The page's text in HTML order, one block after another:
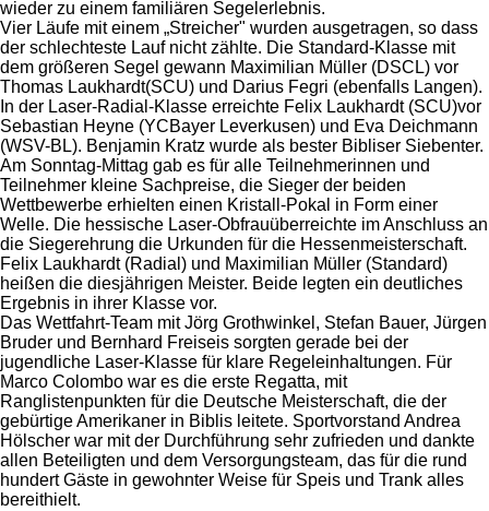
wieder zu einem familiären Segelerlebnis.
Vier Läufe mit einem „Streicher" wurden ausgetragen, so dass
der schlechteste Lauf nicht zählte. Die Standard-Klasse mit
dem größeren Segel gewann Maximilian Müller (DSCL) vor
Thomas Laukhardt(SCU) und Darius Fegri (ebenfalls Langen).
In der Laser-Radial-Klasse erreichte Felix Laukhardt (SCU)vor
Sebastian Heyne (YCBayer Leverkusen) und Eva Deichmann
(WSV-BL). Benjamin Kratz wurde als bester Bibliser Siebenter.
Am Sonntag-Mittag gab es für alle Teilnehmerinnen und
Teilnehmer kleine Sachpreise, die Sieger der beiden
Wettbewerbe erhielten einen Kristall-Pokal in Form einer
Welle. Die hessische Laser-Obfrauüberreichte im Anschluss an
die Siegerehrung die Urkunden für die Hessenmeisterschaft.
Felix Laukhardt (Radial) und Maximilian Müller (Standard)
heißen die diesjährigen Meister. Beide legten ein deutliches
Ergebnis in ihrer Klasse vor.
Das Wettfahrt-Team mit Jörg Grothwinkel, Stefan Bauer, Jürgen
Bruder und Bernhard Freiseis sorgten gerade bei der
jugendliche Laser-Klasse für klare Regeleinhaltungen. Für
Marco Colombo war es die erste Regatta, mit
Ranglistenpunkten für die Deutsche Meisterschaft, die der
gebürtige Amerikaner in Biblis leitete. Sportvorstand Andrea
Hölscher war mit der Durchführung sehr zufrieden und dankte
allen Beteiligten und dem Versorgungsteam, das für die rund
hundert Gäste in gewohnter Weise für Speis und Trank alles
bereithielt.